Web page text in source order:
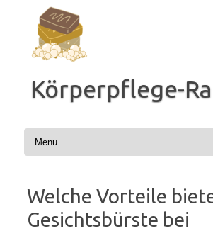
Inhalt
springen
Körperpflege-
Welche Vorteile
Gesichtsbürste bei